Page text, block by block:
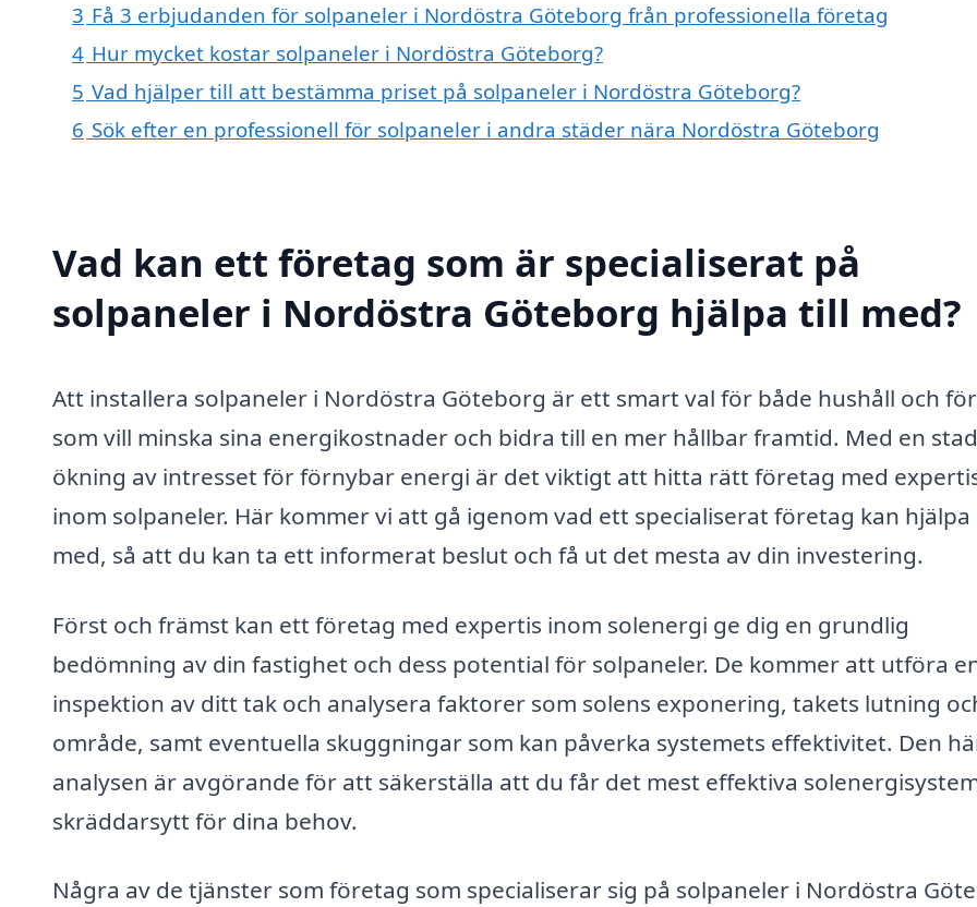
3 Få 3 erbjudanden för solpaneler i Nordöstra Göteborg från professionella företag
4 Hur mycket kostar solpaneler i Nordöstra Göteborg?
5 Vad hjälper till att bestämma priset på solpaneler i Nordöstra Göteborg?
6 Sök efter en professionell för solpaneler i andra städer nära Nordöstra Göteborg
Vad kan ett företag som är specialiserat på
solpaneler i Nordöstra Göteborg hjälpa till med?
Att installera solpaneler i Nordöstra Göteborg är ett smart val för både hushåll och
som vill minska sina energikostnader och bidra till en mer hållbar framtid. Med en
ökning av intresset för förnybar energi är det viktigt att hitta rätt företag med
inom solpaneler. Här kommer vi att gå igenom vad ett specialiserat företag kan hjälpa
med, så att du kan ta ett informerat beslut och få ut det mesta av din investering.
Först och främst kan ett företag med expertis inom solenergi ge dig en grundlig
bedömning av din fastighet och dess potential för solpaneler. De kommer att utföra
inspektion av ditt tak och analysera faktorer som solens exponering, takets lutning
område, samt eventuella skuggningar som kan påverka systemets effektivitet. Den
analysen är avgörande för att säkerställa att du får det mest effektiva
skräddarsytt för dina behov.
Några av de tjänster som företag som specialiserar sig på solpaneler i Nordöstra